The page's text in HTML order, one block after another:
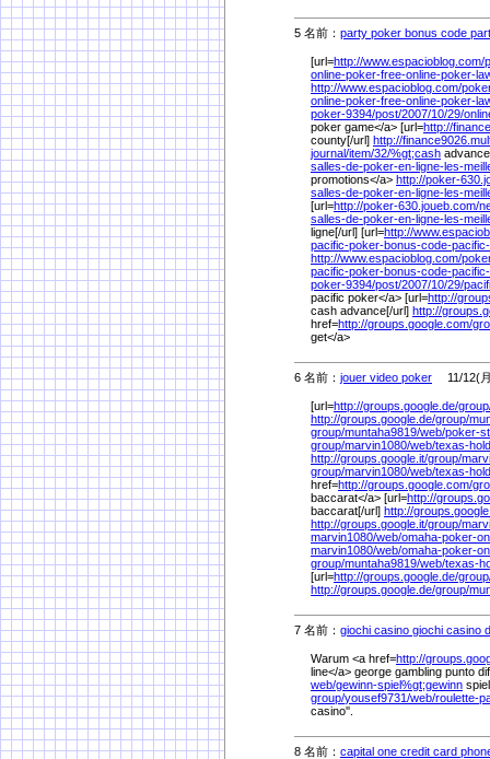
5 名前： party poker bonus code
[url=http://www.espacioblog.com/
online-poker-free-online-poker-
http://www.espacioblog.com/
online-poker-free-online-poker-
poker-9394/post/2007/10/29/
poker game</a> [url=http://
county[/url] http://
journal/item/32/%gt;cash
salles-de-poker-en-ligne-les-
promotions</a> http://poker-
salles-de-poker-en-ligne-les-
[url=http://poker-630.joueb.com/
salles-de-poker-en-ligne-les-
ligne[/url] [url=http://
pacific-poker-bonus-code-
http://www.espacioblog.com/
pacific-poker-bonus-code-
poker-9394/post/2007/10/29/
pacific poker</a> [url=http://
cash advance[/url] http://
href=http://groups.google.com/
get</a>
6 名前： jouer video poker 11/12(
[url=http://groups.google.de/
http://groups.google.de/group/
group/muntaha9819/web/poker-
group/marvin1080/web/texas-
http://groups.google.it/group/
group/marvin1080/web/texas-
href=http://groups.google.com/
baccarat</a> [url=http://
baccarat[/url] http://
http://groups.google.it/group/
marvin1080/web/omaha-poker-
marvin1080/web/omaha-poker-
group/muntaha9819/web/texas-
[url=http://groups.google.de/
http://groups.google.de/group/
7 名前： giochi casino giochi casino
Warum <a href=http://
line</a> george gambling punto
web/gewinn-spiel%gt;gewinn
group/yousef9731/web/roulette-
casino''.
8 名前： capital one credit card